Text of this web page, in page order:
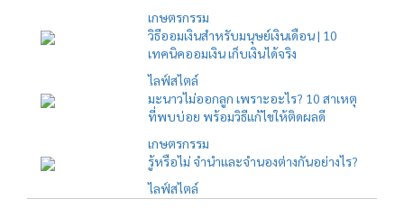
เกษตรกรรม
วิธีออมเงินสำหรับมนุษย์เงินเดือน | 10
เทคนิคออมเงิน เก็บเงินได้จริง
ไลฟ์สไตล์
มะนาวไม่ออกลูก เพราะอะไร? 10 สาเหตุ
ที่พบบ่อย พร้อมวิธีแก้ไขให้ติดผลดี
เกษตรกรรม
รู้หรือไม่ จำนำและจำนองต่างกันอย่างไร?
ไลฟ์สไตล์